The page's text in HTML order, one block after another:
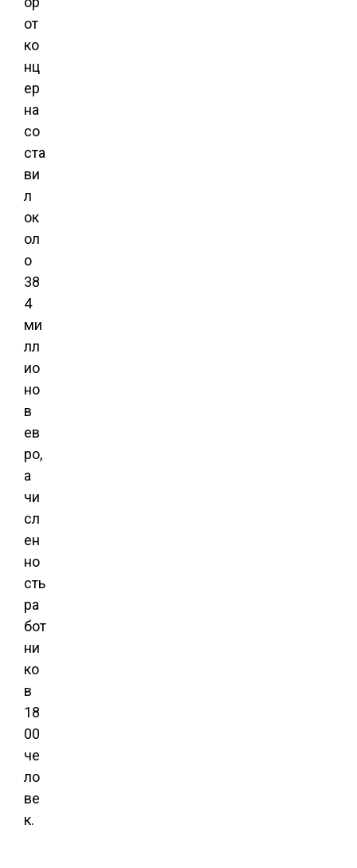
от
ко
нц
ер
на
со
ста
ви
л
ок
ол
о
38
4
ми
лл
ио
но
в
ев
ро,
а
чи
сл
ен
но
сть
ра
бот
ни
ко
в
18
00
че
ло
ве
к.